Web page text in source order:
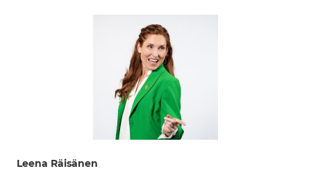
Leena Räisänen